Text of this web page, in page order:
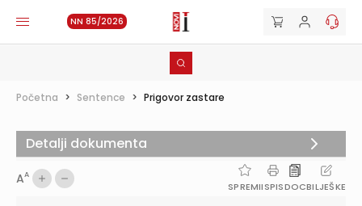
NN 85/2026
Početna > Sentence > Prigovor zastare
AA
SPREMIISPISDOCBILJEŠKE
Detalji dokumenta